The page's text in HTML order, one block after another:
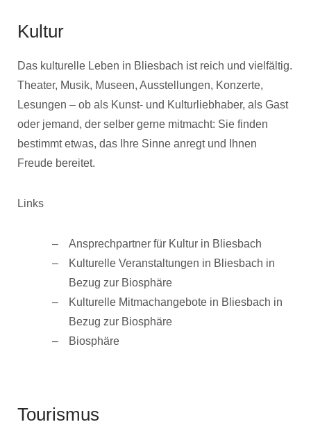
Kultur
Das kulturelle Leben in Bliesbach ist reich und vielfältig.
Theater, Musik, Museen, Ausstellungen, Konzerte,
Lesungen – ob als Kunst- und Kulturliebhaber, als Gast
oder jemand, der selber gerne mitmacht: Sie finden
bestimmt etwas, das Ihre Sinne anregt und Ihnen
Freude bereitet.
Links
Ansprechpartner für Kultur in Bliesbach
Kulturelle Veranstaltungen in Bliesbach in
Bezug zur Biosphäre
Kulturelle Mitmachangebote in Bliesbach in
Bezug zur Biosphäre
Biosphäre
Tourismus